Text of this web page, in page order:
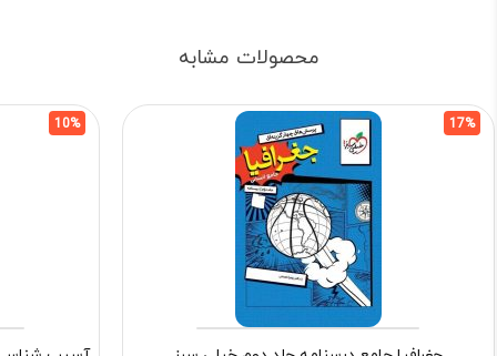
محصولات مشابه
17%
10%